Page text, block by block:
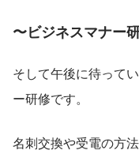
〜ビジネスマナー
そして午後に待って
ー研修です。
名刺交換や受電の方